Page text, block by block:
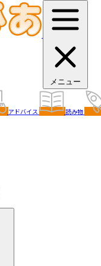
メニュー
アドバイス 読み物